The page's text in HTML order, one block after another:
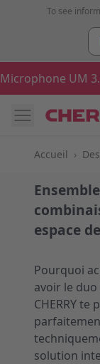
Aller au contenu
To see
Accueil ›
espace
Pourquoi
avoir le duo
CHERRY
solution